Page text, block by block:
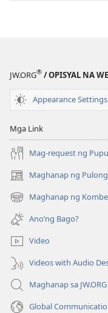
JW.ORG® / OPISYAL NA
Appearance Settings
Mga Link
Mag-request ng
Maghanap ng Pulong
(may
bubukas
na
bagong
window)
Maghanap ng
(may
bubukas
na
bagong
window)
Ano’ng Bago?
Video
Videos with Audio
Maghanap sa JW.ORG
Global